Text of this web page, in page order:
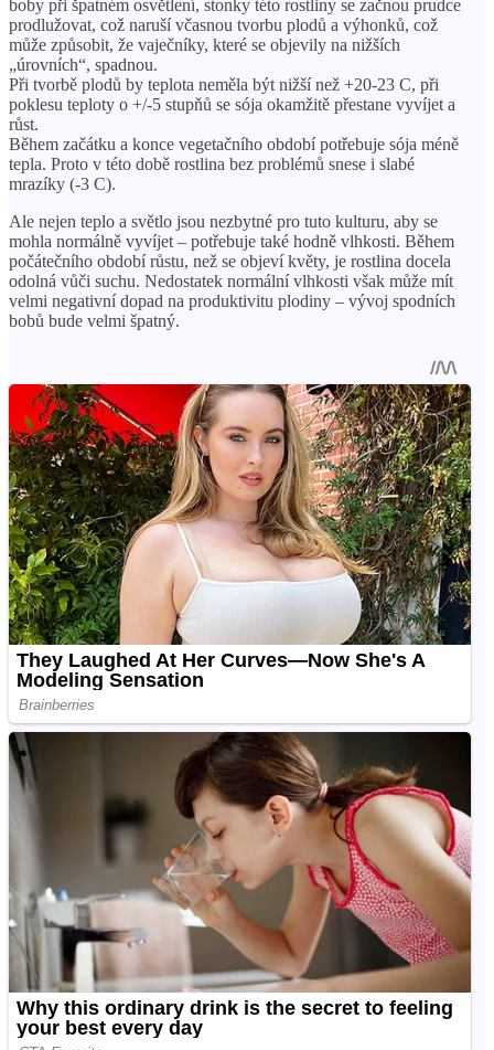
boby při špatném osvětlení, stonky této rostliny se začnou prudce
prodlužovat, což naruší včasnou tvorbu plodů a výhonků, což
může způsobit, že vaječníky, které se objevily na nižších
„úrovních“, spadnou.
Při tvorbě plodů by teplota neměla být nižší než +20-23 C, při
poklesu teploty o +/-5 stupňů se sója okamžitě přestane vyvíjet a
růst.
Během začátku a konce vegetačního období potřebuje sója méně
tepla. Proto v této době rostlina bez problémů snese i slabé
mrazíky (-3 C).
Ale nejen teplo a světlo jsou nezbytné pro tuto kulturu, aby se
mohla normálně vyvíjet – potřebuje také hodně vlhkosti. Během
počátečního období růstu, než se objeví květy, je rostlina docela
odolná vůči suchu. Nedostatek normální vlhkosti však může mít
velmi negativní dopad na produktivitu plodiny – vývoj spodních
bobů bude velmi špatný.